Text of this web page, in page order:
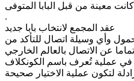
.
‏عقد المجمع لانتخاب بابا جديد
منهم أجهزة المحمول وأي وسيلة اتصال للتأكد من
لتكون عملية الاختيار صحيحة